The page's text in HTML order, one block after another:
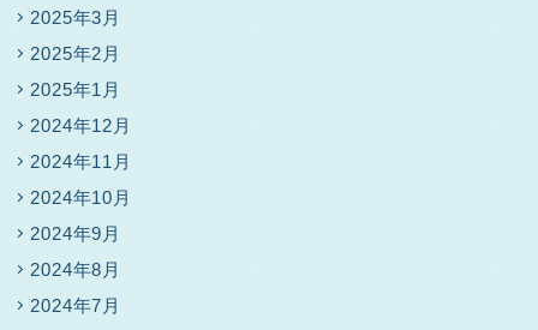
2025年3月
2025年2月
2025年1月
2024年12月
2024年11月
2024年10月
2024年9月
2024年8月
2024年7月